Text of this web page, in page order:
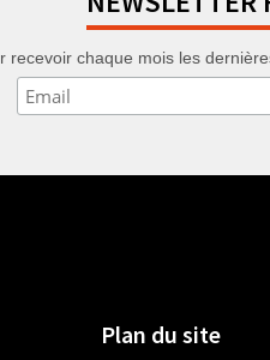
recevoir chaque mois les
Plan du site